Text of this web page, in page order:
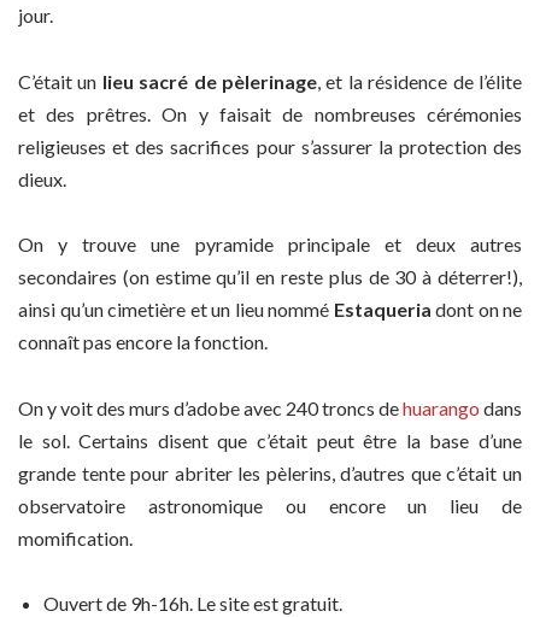
jour.
C’était un lieu sacré de pèlerinage, et la résidence de l’élite
et des prêtres. On y faisait de nombreuses cérémonies
religieuses et des sacrifices pour s’assurer la protection des
dieux.
On y trouve une pyramide principale et deux autres
secondaires (on estime qu’il en reste plus de 30 à déterrer!),
ainsi qu’un cimetière et un lieu nommé Estaqueria dont on ne
connaît pas encore la fonction.
On y voit des murs d’adobe avec 240 troncs dehuarango dans
le sol. Certains disent que c’était peut être la base d’une
grande tente pour abriter les pèlerins, d’autres que c’était un
observatoire astronomique ou encore un lieu de
momification.
Ouvert de 9h-16h. Le site est gratuit.